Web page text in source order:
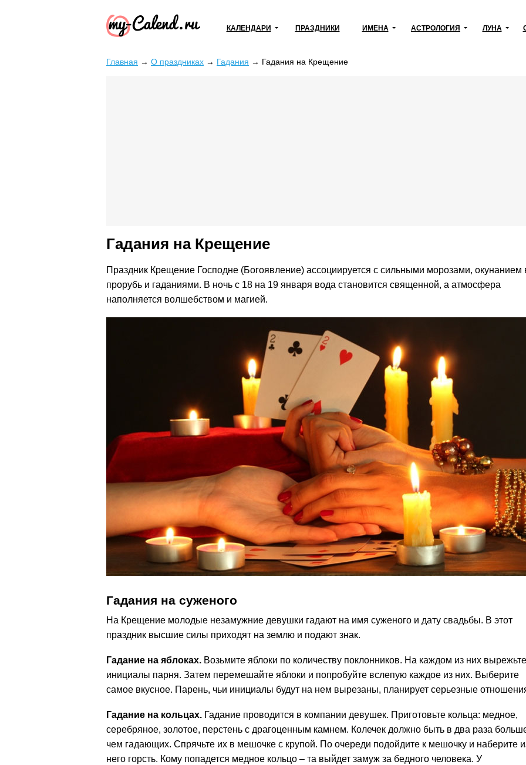
КАЛЕНДАРИ ПРАЗДНИКИ ИМЕНА АСТРОЛОГИЯ ЛУНА
Главная → О праздниках → Гадания → Гадания на Крещение
Гадания на Крещение
Праздник Крещение Господне (Богоявление) ассоциируется с сильными морозами, окунанием
прорубь и гаданиями. В ночь с 18 на 19 января вода становится священной, а атмосфера
наполняется волшебством и магией.
Гадания на суженого
На Крещение молодые незамужние девушки гадают на имя суженого и дату свадьбы. В этот
праздник высшие силы приходят на землю и подают знак.
Гадание на яблоках. Возьмите яблоки по количеству поклонников. На каждом из них вырежьте
инициалы парня. Затем перемешайте яблоки и попробуйте вслепую каждое из них. Выберите
самое вкусное. Парень, чьи инициалы будут на нем вырезаны, планирует серьезные
Гадание на кольцах. Гадание проводится в компании девушек. Приготовьте кольца: медное,
серебряное, золотое, перстень с драгоценным камнем. Колечек должно быть в два раза
чем гадающих. Спрячьте их в мешочке с крупой. По очереди подойдите к мешочку и наберите
него горсть. Кому попадется медное кольцо – та выйдет замуж за бедного человека. У